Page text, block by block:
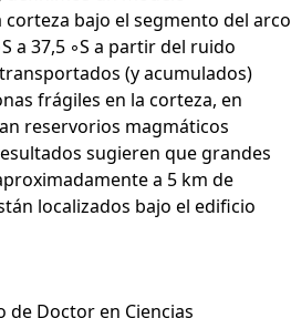
bajo el segmento del arco
a 37,5 ◦S a partir del ruido
(y acumulados)
frágiles en la corteza, en
reservorios magmáticos
sugieren que grandes
a 5 km de
localizados bajo el edificio
de Doctor en Ciencias